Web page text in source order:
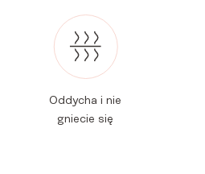
Oddycha i nie
gniecie się